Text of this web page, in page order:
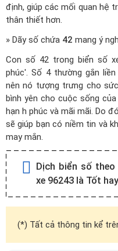
định, giúp các mối quan hệ
thân thiết hơn.
» Dãy số chứa 42 mang ý
Con số 42 trong biển số
phúc'. Số 4 thường gắn
nên nó tượng trưng cho
bình yên cho cuộc sống
hạn h phúc và mãi mãi. Do
sẽ giúp bạn có niềm tin và
may mắn.
Dịch biển số
xe 96243 là Tốt
(*) Tất cả thông tin kể